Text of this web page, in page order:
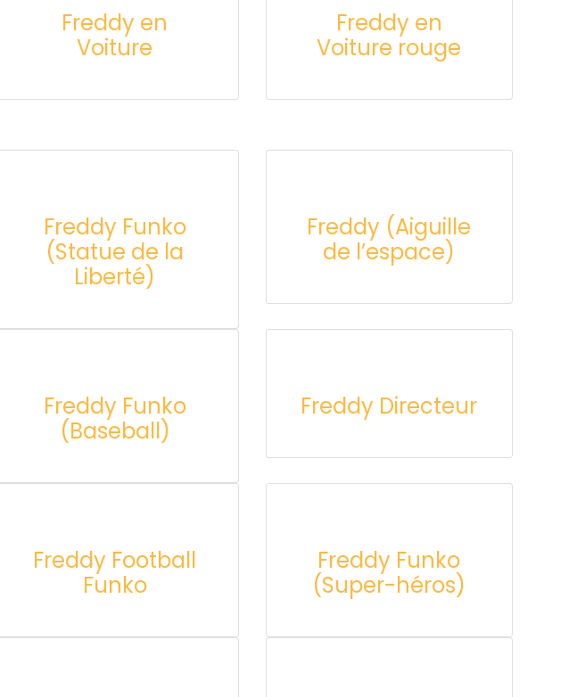
Freddy en
Voiture
Freddy en
Voiture rouge
Freddy Funko
(Statue de la
Liberté)
Freddy (Aiguille
de l’espace)
Freddy Funko
(Baseball)
Freddy Directeur
Freddy Football
Funko
Freddy Funko
(Super-héros)